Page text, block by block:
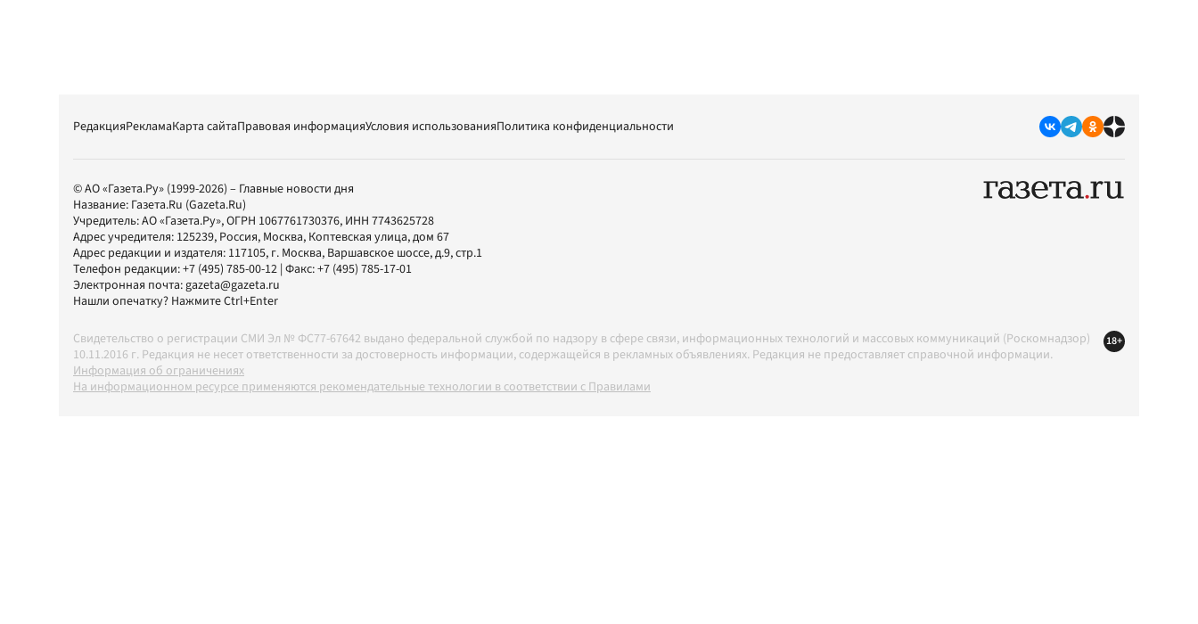
РедакцияРекламаКарта сайтаПравовая информацияУсловия использованияПолитика конфиденциальности
© АО «Газета.Ру» (1999-2026) – Главные новости дня
Название: Газета.Ru (Gazeta.Ru)
Учредитель:АО «Газета.Ру», ОГРН 1067761730376, ИНН 7743625728
Адрес учредителя: 125239, Россия, Москва, Коптевская улица, дом 67
Адрес редакции и издателя: 117105, г. Москва, Варшавское шоссе, д.9, стр.1
Телефон редакции:+7 (495) 785-00-12 | Факс:+7 (495) 785-17-01
Электронная почта:gazeta@gazeta.ru
Нашли опечатку? Нажмите Ctrl+Enter
Свидетельство о регистрации СМИ Эл № ФС77-67642 выдано федеральной службой по надзору в сфере связи, информационных технологий и массовых коммуникаций (Роскомнадзор)
10.11.2016 г. Редакция не несет ответственности за достоверность информации, содержащейся в рекламных объявлениях. Редакция не предоставляет справочной информации.
Информация об ограничениях
На информационном ресурсе применяются рекомендательные технологии в соответствии с Правилами
18+